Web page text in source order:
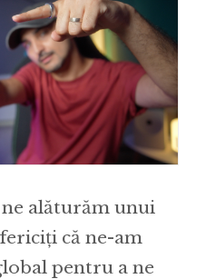
alăturăm unui
că ne-am
pentru a ne